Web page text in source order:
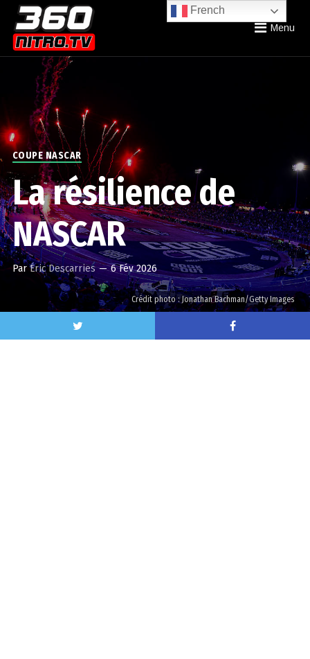
Menu
COUPE NASCAR
La résilience de
NASCAR
ParÉric Descarries — 6 Fév 2026
Crédit photo : Jonathan Bachman/Getty Images
French